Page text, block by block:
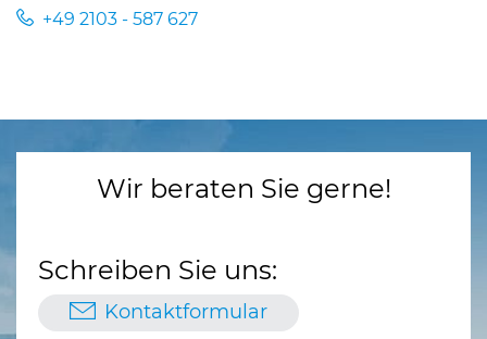
+49 2103 - 587 627
Wir beraten Sie gerne!
Schreiben Sie uns:
Kontaktformular